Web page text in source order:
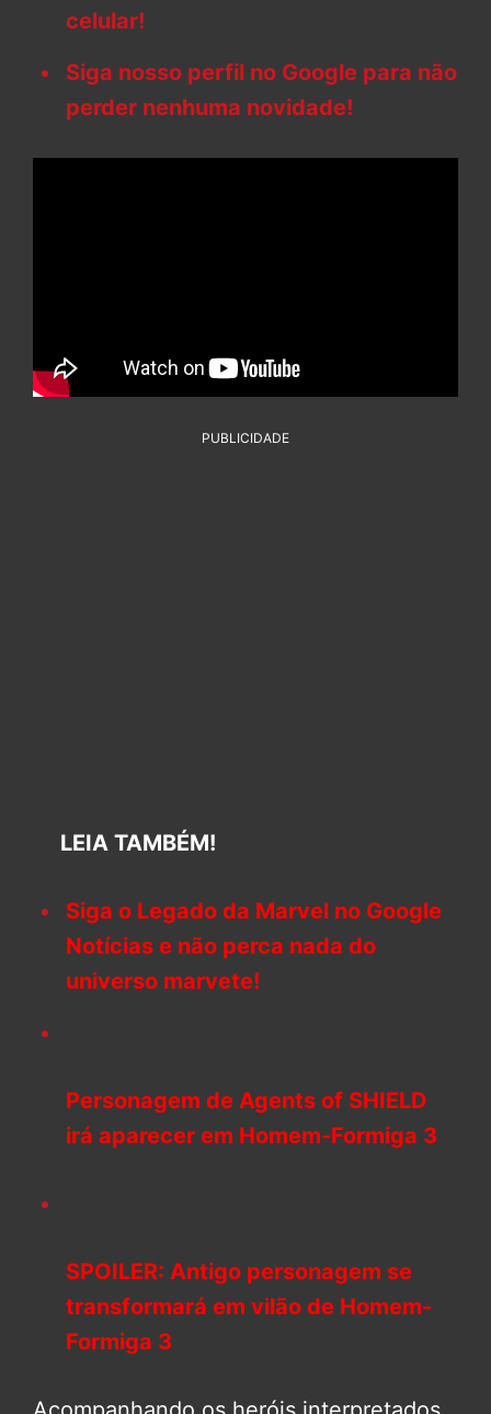
celular!
Siga nosso perfil no Google para não
perder nenhuma novidade!
PUBLICIDADE
LEIA TAMBÉM!
Siga o Legado da Marvel no Google
Notícias e não perca nada do
universo marvete!
Personagem de Agents of SHIELD
irá aparecer em Homem-Formiga 3
SPOILER: Antigo personagem se
transformará em vilão de Homem-
Formiga 3